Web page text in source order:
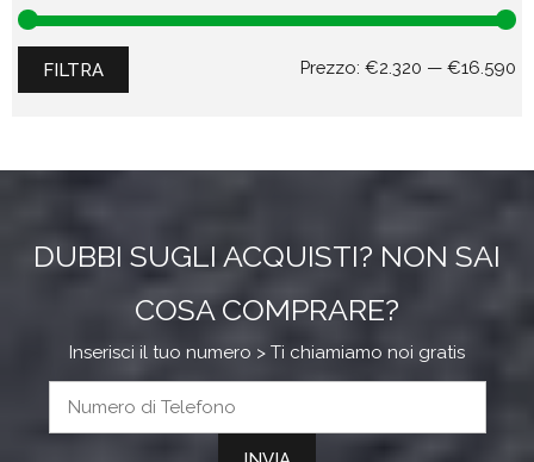
FILTRA Prezzo: €2.320 — €16.590
DUBBI SUGLI ACQUISTI? NON SAI
COSA COMPRARE?
Inserisci il tuo numero > Ti chiamiamo noi gratis